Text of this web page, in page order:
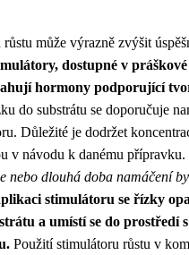
může výrazně zvýšit
dostupné v
hormony podporující
do substrátu se doporučuje
Důležité je dodržet
v návodu k danému přípravku.
nebo dlouhá doba namáčení
stimulátoru se řízky
a umístí se do prostředí
Použití stimulátoru růstu v